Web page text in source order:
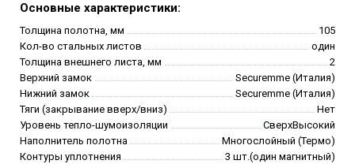
Основные характеристики:
Толщина полотна, мм
105
Кол-во стальных листов
один
Толщина внешнего листа, мм
2
Верхний замок
Securemme (Италия)
Нижний замок
Securemme (Италия)
Тяги (закрывание вверх/вниз)
Нет
Уровень тепло-шумоизоляции
СверхВысокий
Наполнитель полотна
Многослойный (Термо)
Контуры уплотнения
3 шт.(один магнитный)